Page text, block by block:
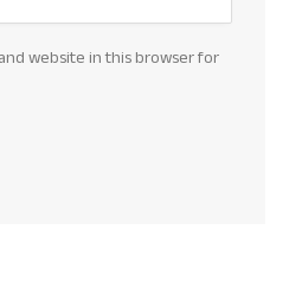
website in this browser for